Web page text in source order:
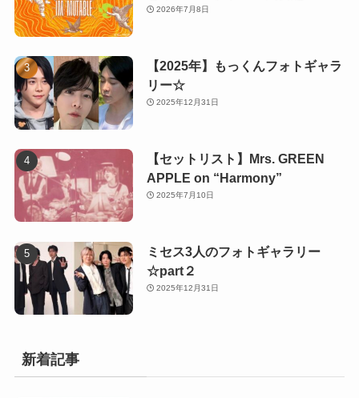
2026年7月8日
【2025年】もっくんフォトギャラ
リー☆
2025年12月31日
【セットリスト】Mrs. GREEN
APPLE on “Harmony”
2025年7月10日
ミセス3人のフォトギャラリー
☆part２
2025年12月31日
新着記事